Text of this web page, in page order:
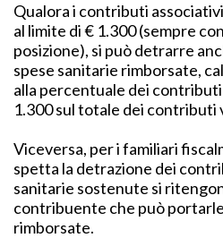
Qualora i contributi
al limite di € 1.300 (sempre
posizione), si può detrarre
spese sanitarie rimborsate,
alla percentuale dei
1.300 sul totale dei contributi
Viceversa, per i familiari
spetta la detrazione dei
sanitarie sostenute si
contribuente che può
rimborsate.